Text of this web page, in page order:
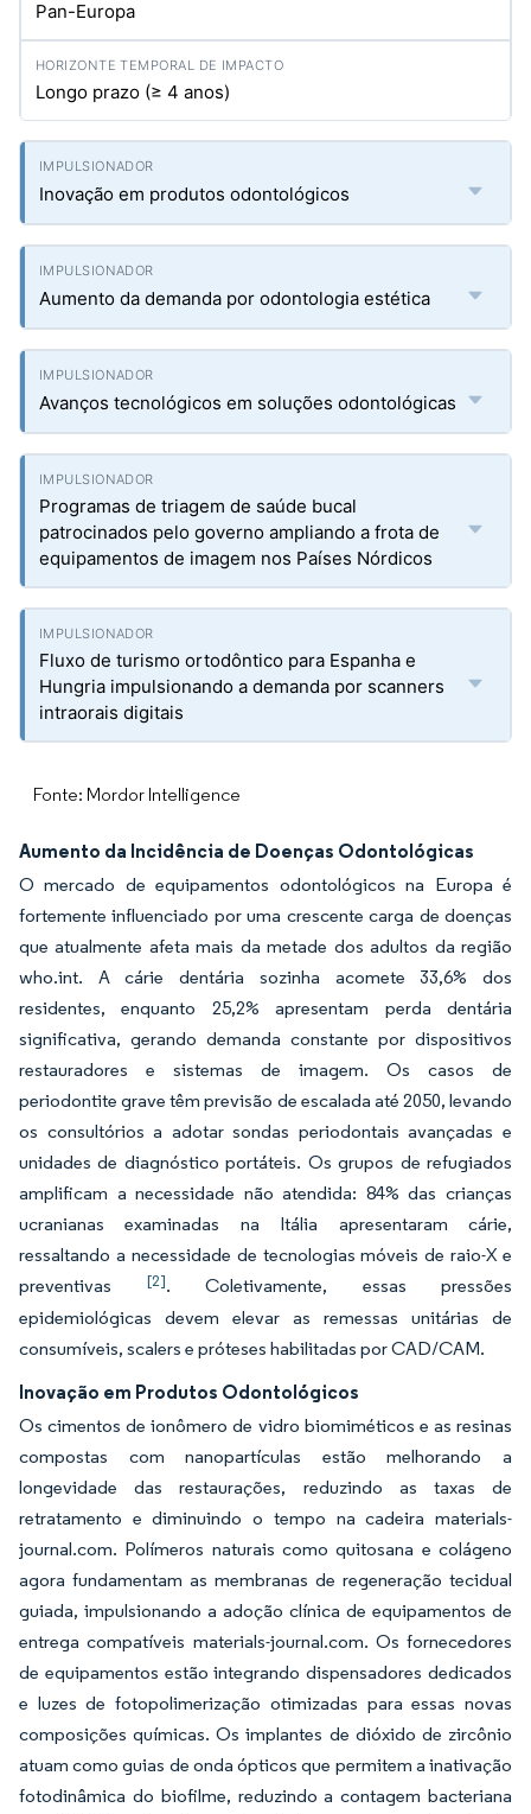
Pan-Europa
Longo prazo (≥ 4 anos)
Inovação em produtos odontológicos
Aumento da demanda por odontologia estética
Avanços tecnológicos em soluções odontológicas
Programas de triagem de saúde bucal
patrocinados pelo governo ampliando a frota de
equipamentos de imagem nos Países Nórdicos
Fluxo de turismo ortodôntico para Espanha e
Hungria impulsionando a demanda por scanners
intraorais digitais
Fonte: Mordor Intelligence
Aumento da Incidência de Doenças Odontológicas
O mercado de equipamentos odontológicos na Europa é
fortemente influenciado por uma crescente carga de doenças
que atualmente afeta mais da metade dos adultos da região
who.int. A cárie dentária sozinha acomete 33,6% dos
residentes, enquanto 25,2% apresentam perda dentária
significativa, gerando demanda constante por dispositivos
restauradores e sistemas de imagem. Os casos de
periodontite grave têm previsão de escalada até 2050, levando
os consultórios a adotar sondas periodontais avançadas e
unidades de diagnóstico portáteis. Os grupos de refugiados
amplificam a necessidade não atendida: 84% das crianças
ucranianas examinadas na Itália apresentaram cárie,
ressaltando a necessidade de tecnologias móveis de raio-X e
preventivas [2]. Coletivamente, essas pressões
epidemiológicas devem elevar as remessas unitárias de
consumíveis, scalers e próteses habilitadas por CAD/CAM.
Inovação em Produtos Odontológicos
Os cimentos de ionômero de vidro biomiméticos e as resinas
compostas com nanopartículas estão melhorando a
longevidade das restaurações, reduzindo as taxas de
retratamento e diminuindo o tempo na cadeira materials-
journal.com. Polímeros naturais como quitosana e colágeno
agora fundamentam as membranas de regeneração tecidual
guiada, impulsionando a adoção clínica de equipamentos de
entrega compatíveis materials-journal.com. Os fornecedores
de equipamentos estão integrando dispensadores dedicados
e luzes de fotopolimerização otimizadas para essas novas
composições químicas. Os implantes de dióxido de zircônio
atuam como guias de onda ópticos que permitem a inativação
fotodinâmica do biofilme, reduzindo a contagem bacteriana